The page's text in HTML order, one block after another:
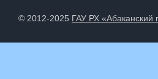
© 2012-2025 ГАУ РХ «Абаканский